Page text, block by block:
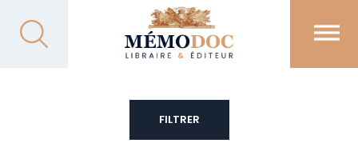
FILTRER